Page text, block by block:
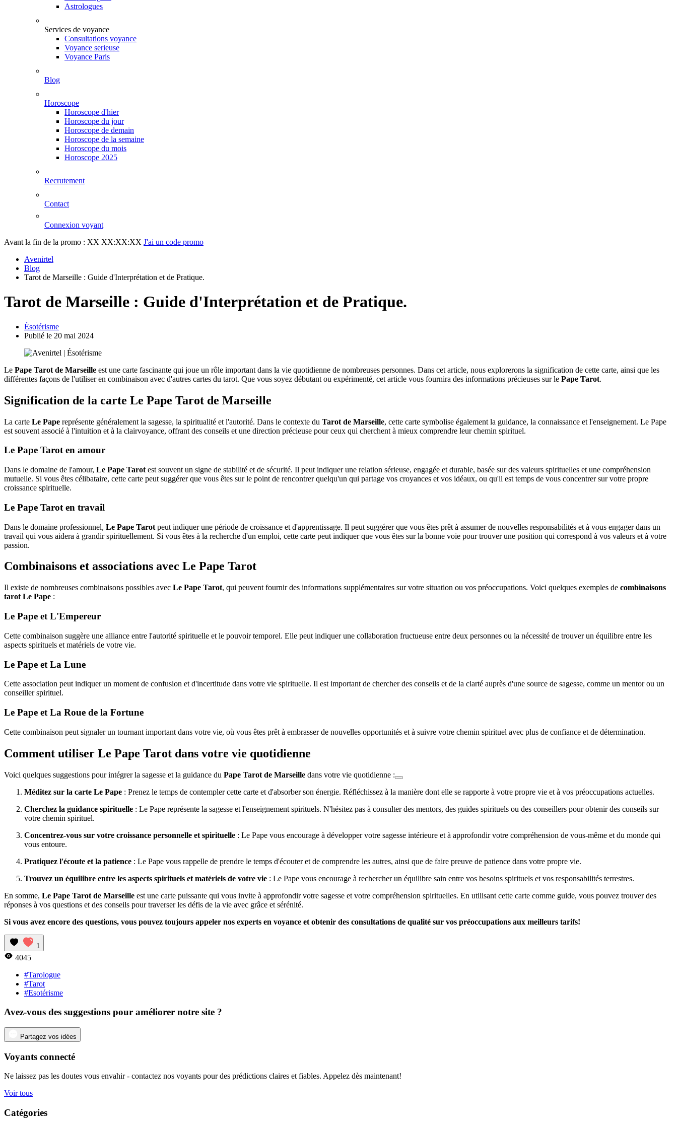
Astrologues
Services de voyance
Consultations voyance
Voyance serieuse
Voyance Paris
Blog
Horoscope
Horoscope d'hier
Horoscope du jour
Horoscope de demain
Horoscope de la semaine
Horoscope du mois
Horoscope 2025
Recrutement
Contact
Connexion voyant
Avant la fin de la promo : XX XX:XX:XX J'ai un code promo
Avenirtel
Blog
Tarot de Marseille : Guide d'Interprétation et de Pratique.
Tarot de Marseille : Guide d'Interprétation et de Pratique.
Ésotérisme
Publié le 20 mai 2024
Le Pape Tarot de Marseille est une carte fascinante qui joue un rôle important dans la vie quotidienne de nombreuses personnes. Dans cet article, nous explorerons la signification de cette carte, ainsi que les
différentes façons de l'utiliser en combinaison avec d'autres cartes du tarot. Que vous soyez débutant ou expérimenté, cet article vous fournira des informations précieuses sur le Pape Tarot.
Signification de la carte Le Pape Tarot de Marseille
La carte Le Pape représente généralement la sagesse, la spiritualité et l'autorité. Dans le contexte du Tarot de Marseille, cette carte symbolise également la guidance, la connaissance et l'enseignement. Le Pape
est souvent associé à l'intuition et à la clairvoyance, offrant des conseils et une direction précieuse pour ceux qui cherchent à mieux comprendre leur chemin spirituel.
Le Pape Tarot en amour
Dans le domaine de l'amour, Le Pape Tarot est souvent un signe de stabilité et de sécurité. Il peut indiquer une relation sérieuse, engagée et durable, basée sur des valeurs spirituelles et une compréhension
mutuelle. Si vous êtes célibataire, cette carte peut suggérer que vous êtes sur le point de rencontrer quelqu'un qui partage vos croyances et vos idéaux, ou qu'il est temps de vous concentrer sur votre propre
croissance spirituelle.
Le Pape Tarot en travail
Dans le domaine professionnel, Le Pape Tarot peut indiquer une période de croissance et d'apprentissage. Il peut suggérer que vous êtes prêt à assumer de nouvelles responsabilités et à vous engager dans un
travail qui vous aidera à grandir spirituellement. Si vous êtes à la recherche d'un emploi, cette carte peut indiquer que vous êtes sur la bonne voie pour trouver une position qui correspond à vos valeurs et à votre
passion.
Combinaisons et associations avec Le Pape Tarot
Il existe de nombreuses combinaisons possibles avec Le Pape Tarot, qui peuvent fournir des informations supplémentaires sur votre situation ou vos préoccupations. Voici quelques exemples de combinaisons
tarot Le Pape :
Le Pape et L'Empereur
Cette combinaison suggère une alliance entre l'autorité spirituelle et le pouvoir temporel. Elle peut indiquer une collaboration fructueuse entre deux personnes ou la nécessité de trouver un équilibre entre les
aspects spirituels et matériels de votre vie.
Le Pape et La Lune
Cette association peut indiquer un moment de confusion et d'incertitude dans votre vie spirituelle. Il est important de chercher des conseils et de la clarté auprès d'une source de sagesse, comme un mentor ou un
conseiller spirituel.
Le Pape et La Roue de la Fortune
Cette combinaison peut signaler un tournant important dans votre vie, où vous êtes prêt à embrasser de nouvelles opportunités et à suivre votre chemin spirituel avec plus de confiance et de détermination.
Comment utiliser Le Pape Tarot dans votre vie quotidienne
Voici quelques suggestions pour intégrer la sagesse et la guidance du Pape Tarot de Marseille dans votre vie quotidienne :
Méditez sur la carte Le Pape : Prenez le temps de contempler cette carte et d'absorber son énergie. Réfléchissez à la manière dont elle se rapporte à votre propre vie et à vos préoccupations actuelles.
Cherchez la guidance spirituelle : Le Pape représente la sagesse et l'enseignement spirituels. N'hésitez pas à consulter des mentors, des guides spirituels ou des conseillers pour obtenir des conseils sur
votre chemin spirituel.
Concentrez-vous sur votre croissance personnelle et spirituelle : Le Pape vous encourage à développer votre sagesse intérieure et à approfondir votre compréhension de vous-même et du monde qui
vous entoure.
Pratiquez l'écoute et la patience : Le Pape vous rappelle de prendre le temps d'écouter et de comprendre les autres, ainsi que de faire preuve de patience dans votre propre vie.
Trouvez un équilibre entre les aspects spirituels et matériels de votre vie : Le Pape vous encourage à rechercher un équilibre sain entre vos besoins spirituels et vos responsabilités terrestres.
En somme, Le Pape Tarot de Marseille est une carte puissante qui vous invite à approfondir votre sagesse et votre compréhension spirituelles. En utilisant cette carte comme guide, vous pouvez trouver des
réponses à vos questions et des conseils pour traverser les défis de la vie avec grâce et sérénité.
Si vous avez encore des questions, vous pouvez toujours appeler nos experts en voyance et obtenir des consultations de qualité sur vos préoccupations aux meilleurs tarifs!
1
4045
#Tarologue
#Tarot
#Esotérisme
Avez-vous des suggestions pour améliorer notre site ?
Partagez vos idées
Voyants connecté
Ne laissez pas les doutes vous envahir - contactez nos voyants pour des prédictions claires et fiables. Appelez dès maintenant!
Voir tous
Catégories